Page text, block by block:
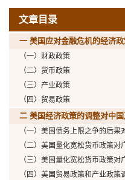
文章目录
一 美国应对金融危机的经济
（一）财政政策
（二）货币政策
（三）产业政策
（四）贸易政策
二 美国经济政策的调整对中
（一）美国债务上限之争的后果
（二）美国量化宽松货币政策对
（三）美国量化宽松货币政策对
（四）美国贸易政策和产业政